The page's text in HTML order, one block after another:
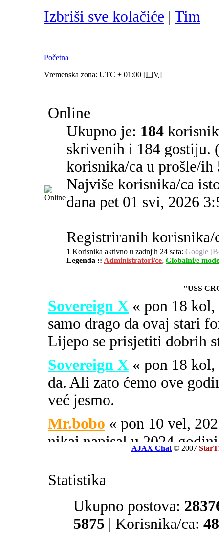
Izbriši sve kolačiće | Tim
Početna
Vremenska zona: UTC + 01:00 [LJV]
Online
Ukupno je: 184
skrivenih i 184 gostiju.
korisnika/ca u prošle/ih
Najviše korisnika/ca
dana pet 01 svi, 2026
Registriranih korisnika/
1 Korisnika aktivno u zadnjih 24 sata: Google
Legenda :: Administratori/ce, Globalni/e
"USS
Sovereign X « pon 18
samo drago da ovaj stari
Lijepo se prisjetiti dobrih
Sovereign X « pon 18
da. Ali zato ćemo ove
već jesmo.
Mr.bobo « pon 10 vel,
nikaj napisal u 2024
SOA ili PIPA.
El Zvonko« uto 16 svi,
prate tajne službe sekcije
AJAX Chat © 2007
Statistika
Ukupno postova:
5875 | Korisnika/ca: